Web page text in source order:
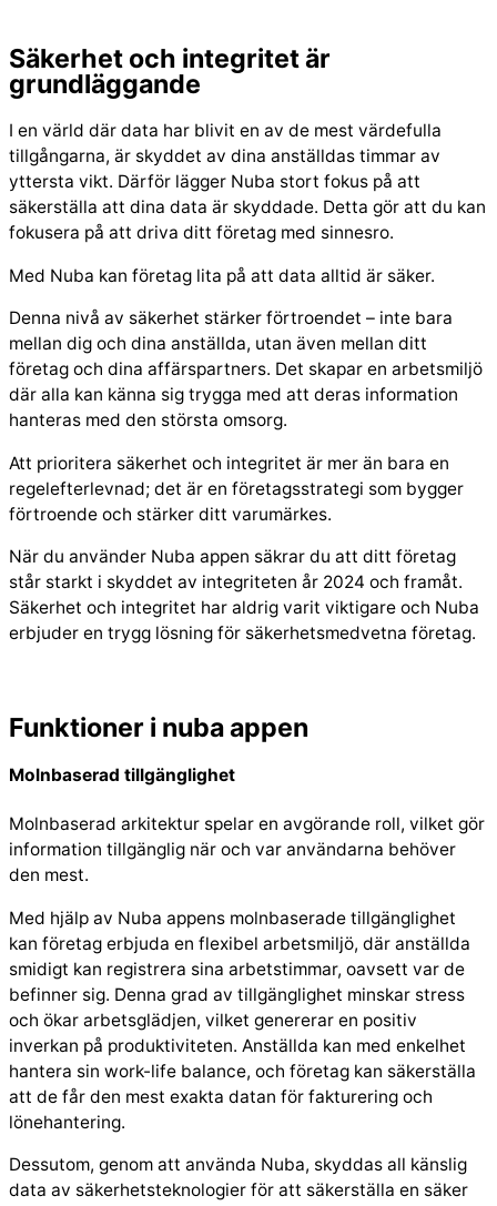
Säkerhet och integritet är
grundläggande
I en värld där data har blivit en av de mest värdefulla
tillgångarna, är skyddet av dina anställdas timmar av
yttersta vikt. Därför lägger Nuba stort fokus på att
säkerställa att dina data är skyddade. Detta gör att du kan
fokusera på att driva ditt företag med sinnesro.
Med Nuba kan företag lita på att data alltid är säker.
Denna nivå av säkerhet stärker förtroendet – inte bara
mellan dig och dina anställda, utan även mellan ditt
företag och dina affärspartners. Det skapar en arbetsmiljö
där alla kan känna sig trygga med att deras information
hanteras med den största omsorg.
Att prioritera säkerhet och integritet är mer än bara en
regelefterlevnad; det är en företagsstrategi som bygger
förtroende och stärker ditt varumärkes.
När du använder Nuba appen säkrar du att ditt företag
står starkt i skyddet av integriteten år 2024 och framåt.
Säkerhet och integritet har aldrig varit viktigare och Nuba
erbjuder en trygg lösning för säkerhetsmedvetna företag.
Funktioner i nuba appen
Molnbaserad tillgänglighet
Molnbaserad arkitektur spelar en avgörande roll, vilket gör
information tillgänglig när och var användarna behöver
den mest.
Med hjälp av Nuba appens molnbaserade tillgänglighet
kan företag erbjuda en flexibel arbetsmiljö, där anställda
smidigt kan registrera sina arbetstimmar, oavsett var de
befinner sig. Denna grad av tillgänglighet minskar stress
och ökar arbetsglädjen, vilket genererar en positiv
inverkan på produktiviteten. Anställda kan med enkelhet
hantera sin work-life balance, och företag kan säkerställa
att de får den mest exakta datan för fakturering och
lönehantering.
Dessutom, genom att använda Nuba, skyddas all känslig
data av säkerhetsteknologier för att säkerställa en säker